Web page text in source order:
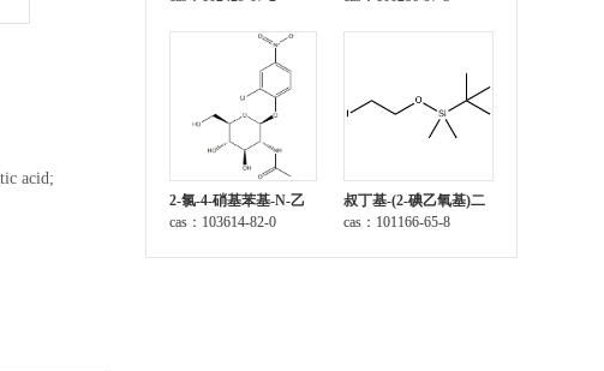
acid;
2-氯-4-硝基苯基-N-乙
酰-β-D-氨基葡萄糖苷
cas：103614-82-0
叔丁基-(2-碘乙氧基)二
甲基硅烷
cas：101166-65-8